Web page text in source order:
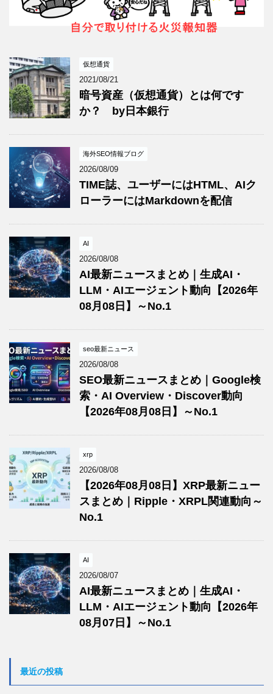
仮想通貨
2021/08/21
暗号資産（仮想通貨）とは何です
か？ by日本銀行
海外SEO情報ブログ
2026/08/09
TIME誌、ユーザーにはHTML、AIク
ローラーにはMarkdownを配信
AI
2026/08/08
AI最新ニュースまとめ｜生成AI・
LLM・AIエージェント動向【2026年
08月08日】～No.1
seo最新ニュース
2026/08/08
SEO最新ニュースまとめ｜Google検
索・AI Overview・Discover動向
【2026年08月08日】～No.1
xrp
2026/08/08
【2026年08月08日】XRP最新ニュー
スまとめ｜Ripple・XRPL関連動向～
No.1
AI
2026/08/07
AI最新ニュースまとめ｜生成AI・
LLM・AIエージェント動向【2026年
08月07日】～No.1
最近の投稿